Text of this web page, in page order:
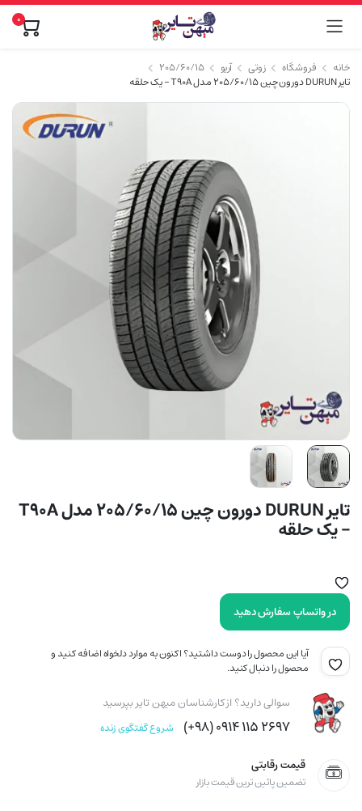
0
خانه فروشگاه زوتی آریو
۲۰۵/۶۰/۱۵
تایر DURUN دورون چین 205/60/15 مدل T90A – یک حلقه
تایر DURUN دورون چین 205/60/15 مدل T90A
– یک حلقه
در واتساپ سفارش دهید
آیا این محصول را دوست داشتید؟ اکنون به موارد دلخواه اضافه کنید و
محصول را دنبال کنید.
سوالی دارید؟ از کارشناسان میهن تایر بپرسید
۲۶۹۷ ۱۱۵ ۰۹۱۴ (۹۸+) شروع گفتگوی زنده
قیمت رقابتی
تضمین پائین ترین قیمت بازار